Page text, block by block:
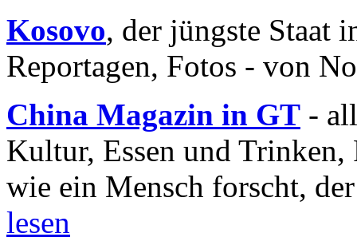
Kosovo, der jüngste Staat
Reportagen, Fotos - von
China Magazin in GT -
Kultur, Essen und
wie ein Mensch forscht,
lesen